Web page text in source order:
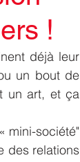
!
déjà leur
un bout de
un art, et ça
mini-société"
des relations